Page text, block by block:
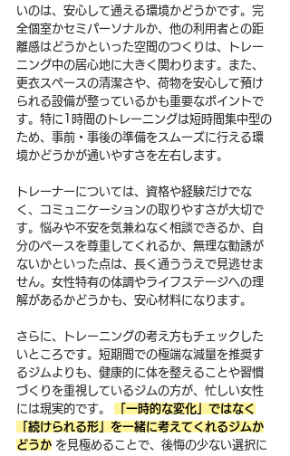
いのは、安心して通える環境かどうかです。完
全個室かセミパーソナルか、他の利用者との距
離感はどうかといった空間のつくりは、トレー
ニング中の居心地に大きく関わります。また、
更衣スペースの清潔さや、荷物を安心して預け
られる設備が整っているかも重要なポイントで
す。特に1時間のトレーニングは短時間集中型の
ため、事前・事後の準備をスムーズに行える環
境かどうかが通いやすさを左右します。
トレーナーについては、資格や経験だけでな
く、コミュニケーションの取りやすさが大切で
す。悩みや不安を気兼ねなく相談できるか、自
分のペースを尊重してくれるか、無理な勧誘が
ないかといった点は、長く通ううえで見逃せま
せん。女性特有の体調やライフステージへの理
解があるかどうかも、安心材料になります。
さらに、トレーニングの考え方もチェックした
いところです。短期間での極端な減量を推奨す
るジムよりも、健康的に体を整えることや習慣
づくりを重視しているジムの方が、忙しい女性
には現実的です。
「一時的な変化」ではなく
「続けられる形」を一緒に考えてくれるジムか
どうか を見極めることで、後悔の少ない選択に